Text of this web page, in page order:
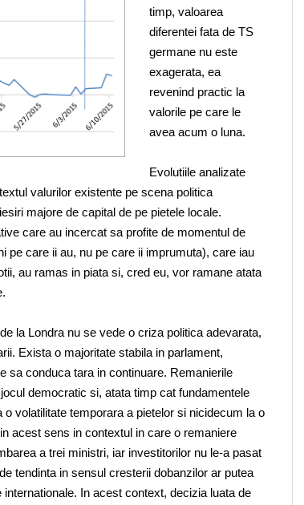
timp, valoarea
diferentei fata de TS
germane nu este
exagerata, ea
revenind practic la
valorile pe care le
avea acum o luna.
Evolutiile analizate
valurilor existente pe scena politica
majore de capital de pe pietele locale.
care au incercat sa profite de momentul de
pe care ii au, nu pe care ii imprumuta), care iau
au ramas in piata si, cred eu, vor ramane atata
la Londra nu se vede o criza politica adevarata,
Exista o majoritate stabila in parlament,
sa conduca tara in continuare. Remanierile
democratic si, atata timp cat fundamentele
volatilitate temporara a pietelor si nicidecum la o
acest sens in contextul in care o remaniere
a trei ministri, iar investitorilor nu le-a pasat
tendinta in sensul cresterii dobanzilor ar putea
In acest context, decizia luata de